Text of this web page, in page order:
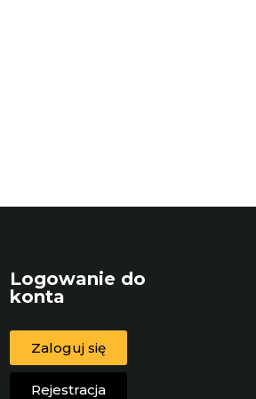
Logowanie do
konta
Zaloguj się
Rejestracja